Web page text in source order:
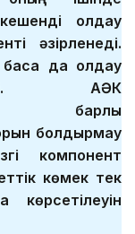
қолдау
әзірленеді.
да қолдау
АӘК
барлық
болдырмау
компонент
көмек тек
көрсетілеуін